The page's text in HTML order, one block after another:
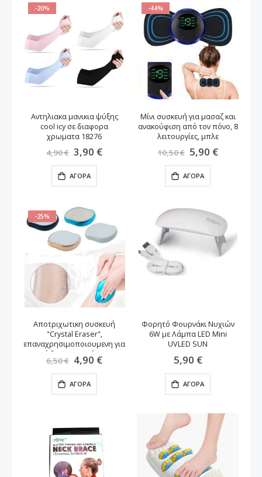
-20%
Αντηλιακα μανικια ψύξης
cool icy σε διαφορα
χρωματα 18276
4,90 € Ειδική
Τιμή
3,90 €
ΑΓΟΡΆ
-44%
Μίνι συσκευή για μασαζ και
ανακούφιση από τον πόνο, 8
λειτουργίες, μπλε
10,50 € Ειδική
Τιμή
5,90 €
ΑΓΟΡΆ
-25%
Αποτριχωτικη συσκευή
"Crystal Eraser",
επαναχρησιμοποιουμενη για
ανώδυνη αποτρίχωση
6,50 € Ειδική
Τιμή
4,90 €
ΑΓΟΡΆ
Φορητό Φουρνάκι Νυχιών
6W με Λάμπα LED Mini
UVLED SUN
5,90 €
ΑΓΟΡΆ